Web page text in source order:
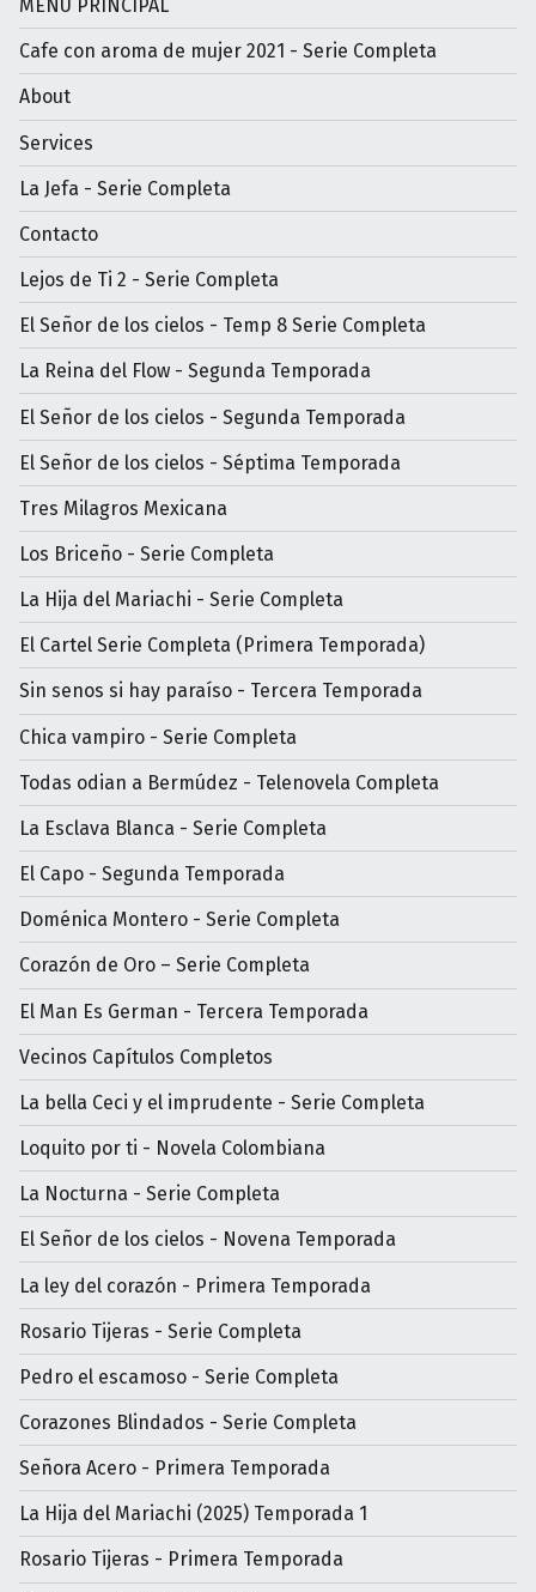
MENÚ PRINCIPAL
Cafe con aroma de mujer 2021 - Serie Completa
About
Services
La Jefa - Serie Completa
Contacto
Lejos de Ti 2 - Serie Completa
El Señor de los cielos - Temp 8 Serie Completa
La Reina del Flow - Segunda Temporada
El Señor de los cielos - Segunda Temporada
El Señor de los cielos - Séptima Temporada
Tres Milagros Mexicana
Los Briceño - Serie Completa
La Hija del Mariachi - Serie Completa
El Cartel Serie Completa (Primera Temporada)
Sin senos si hay paraíso - Tercera Temporada
Chica vampiro - Serie Completa
Todas odian a Bermúdez - Telenovela Completa
La Esclava Blanca - Serie Completa
El Capo - Segunda Temporada
Doménica Montero - Serie Completa
Corazón de Oro – Serie Completa
El Man Es German - Tercera Temporada
Vecinos Capítulos Completos
La bella Ceci y el imprudente - Serie Completa
Loquito por ti - Novela Colombiana
La Nocturna - Serie Completa
El Señor de los cielos - Novena Temporada
La ley del corazón - Primera Temporada
Rosario Tijeras - Serie Completa
Pedro el escamoso - Serie Completa
Corazones Blindados - Serie Completa
Señora Acero - Primera Temporada
La Hija del Mariachi (2025) Temporada 1
Rosario Tijeras - Primera Temporada